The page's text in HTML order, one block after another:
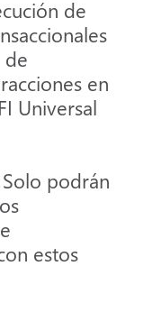
de
de
en
Universal
podrán
estos